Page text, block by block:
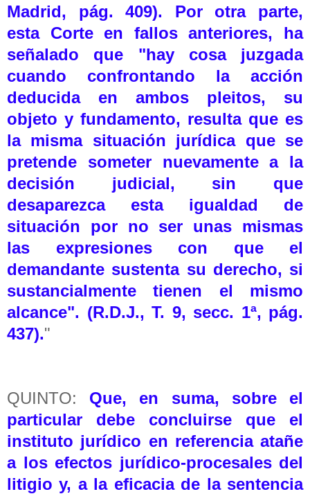
Madrid, pág. 409). Por otra parte,
esta Corte en fallos anteriores, ha
señalado que "hay cosa juzgada
cuando confrontando la acción
deducida en ambos pleitos, su
objeto y fundamento, resulta que es
la misma situación jurídica que se
pretende someter nuevamente a la
decisión judicial, sin que
desaparezca esta igualdad de
situación por no ser unas mismas
las expresiones con que el
demandante sustenta su derecho, si
sustancialmente tienen el mismo
alcance". (R.D.J., T. 9, secc. 1ª, pág.
437)."
QUINTO: Que, en suma, sobre el
particular debe concluirse que el
instituto jurídico en referencia atañe
a los efectos jurídico-procesales del
litigio y, a la eficacia de la sentencia